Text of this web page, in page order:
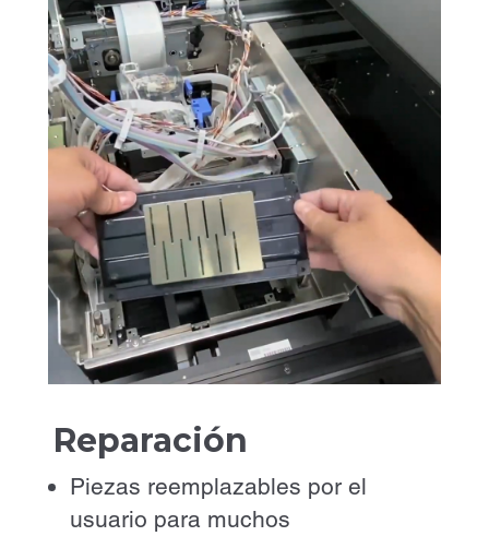
Reparación
Piezas reemplazables por el
usuario para muchos